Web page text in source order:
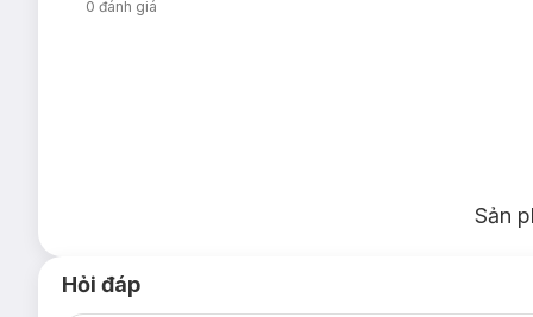
0 đánh giá
Sản
Hỏi đáp